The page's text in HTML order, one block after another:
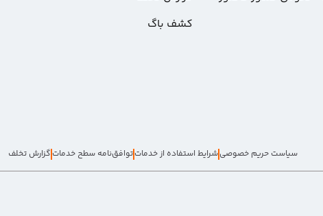
کشف باگ
سیاست حریم خصوصیشرایط استفاده از خدماتتوافق‌نامه سطح خدمات گزارش تخلف